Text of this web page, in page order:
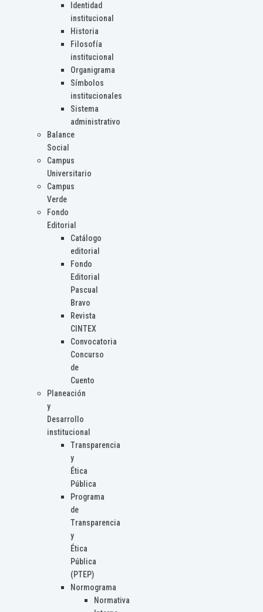
Identidad
institucional
Historia
Filosofía
institucional
Organigrama
Símbolos
institucionales
Sistema
administrativo
Balance
Social
Campus
Universitario
Campus
Verde
Fondo
Editorial
Catálogo
editorial
Fondo
Editorial
Pascual
Bravo
Revista
CINTEX
Convocatoria
Concurso
de
Cuento
Planeación
y
Desarrollo
institucional
Transparencia
y
Ética
Pública
Programa
de
Transparencia
y
Ética
Pública
(PTEP)
Normograma
Normativa